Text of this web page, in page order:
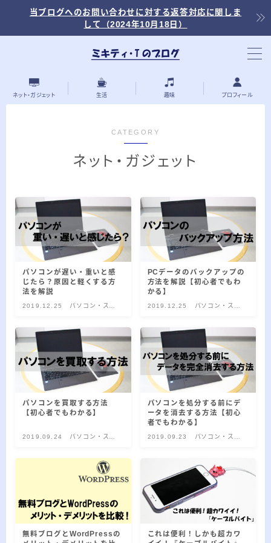
当ブログへのお問い合わせに対する返答対応に関しま
して（2024年10月18日）
をお得に楽しむ
『青春18きっぷ』で夏の伊東オレンジビ
ーチをお得に楽しむ
2023.07.24
【Windows】オプション機能のツールを
追加/削除する方法
2023.06.27
は？設定・確認方法と注意点
【Windows】回復ドライブの作成方法！
作成できない時の原因も解説します
2023.06.25
カテゴリー
アーカイブ
ネット・ガジェット 生活 趣味 プロフィール
CATEGORY
ネット・ガジェット
パソコンが遅い・重いと感
じたら？原因と軽くする方
法を解説
2019.12.25
パソコン・スマ
PCデータのバックアップの
方法を解説【初心者でもわ
かる】
2019.12.25
パソコン・スマ
パソコンを買取する方法
【初心者でもわかる】
2019.09.24
パソコン・スマ
パソコンを処分する前にデ
ータを消去する方法【初心
者でもわかる】
2019.09.23
パソコン・スマ
無料ブログとWordPressの
これは便利！しかも超カワ